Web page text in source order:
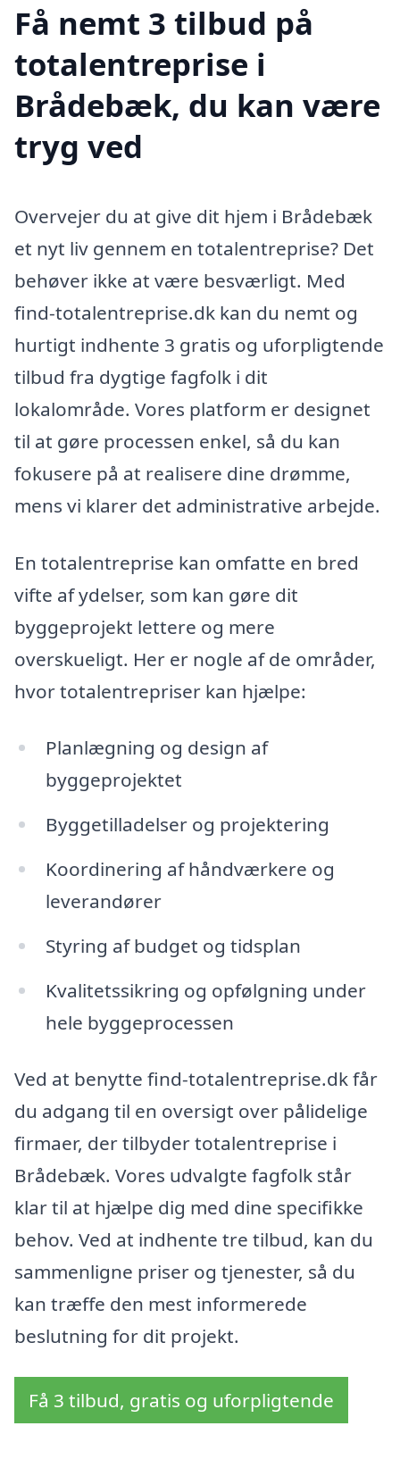
Få nemt 3 tilbud på
totalentreprise i
Brådebæk, du kan være
tryg ved
Overvejer du at give dit hjem i Brådebæk
et nyt liv gennem en totalentreprise? Det
behøver ikke at være besværligt. Med
find-totalentreprise.dk kan du nemt og
hurtigt indhente 3 gratis og uforpligtende
tilbud fra dygtige fagfolk i dit
lokalområde. Vores platform er designet
til at gøre processen enkel, så du kan
fokusere på at realisere dine drømme,
mens vi klarer det administrative arbejde.
En totalentreprise kan omfatte en bred
vifte af ydelser, som kan gøre dit
byggeprojekt lettere og mere
overskueligt. Her er nogle af de områder,
hvor totalentrepriser kan hjælpe:
Planlægning og design af
byggeprojektet
Byggetilladelser og projektering
Koordinering af håndværkere og
leverandører
Styring af budget og tidsplan
Kvalitetssikring og opfølgning under
hele byggeprocessen
Ved at benytte find-totalentreprise.dk får
du adgang til en oversigt over pålidelige
firmaer, der tilbyder totalentreprise i
Brådebæk. Vores udvalgte fagfolk står
klar til at hjælpe dig med dine specifikke
behov. Ved at indhente tre tilbud, kan du
sammenligne priser og tjenester, så du
kan træffe den mest informerede
beslutning for dit projekt.
Få 3 tilbud, gratis og uforpligtende